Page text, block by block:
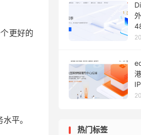
更好的
平。
热门标签